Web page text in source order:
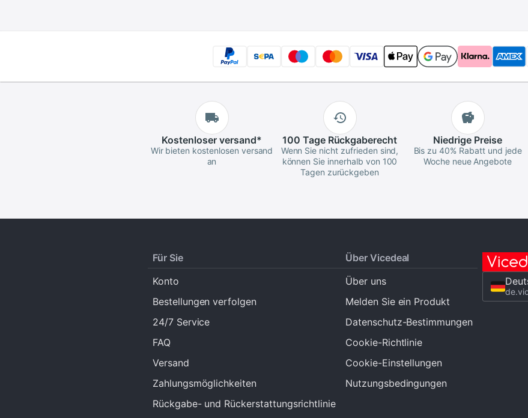
Kostenloserversand*
Wir bieten kostenlosen versand
an
100 TageRückgaberecht
Wenn Sie nicht zufrieden sind,
können Sie innerhalb von 100
Tagen zurückgeben
NiedrigePreise
Bis zu 40% Rabatt und jede
Woche neue Angebote
Für Sie
Konto
Bestellungen verfolgen
24/7 Service
FAQ
Versand
Zahlungsmöglichkeiten
Rückgabe- und Rückerstattungsrichtlinie
Über Vicedeal
Über uns
Melden Sie ein Produkt
Datenschutz-Bestimmungen
Cookie-Richtlinie
Cookie-Einstellungen
Nutzungsbedingungen